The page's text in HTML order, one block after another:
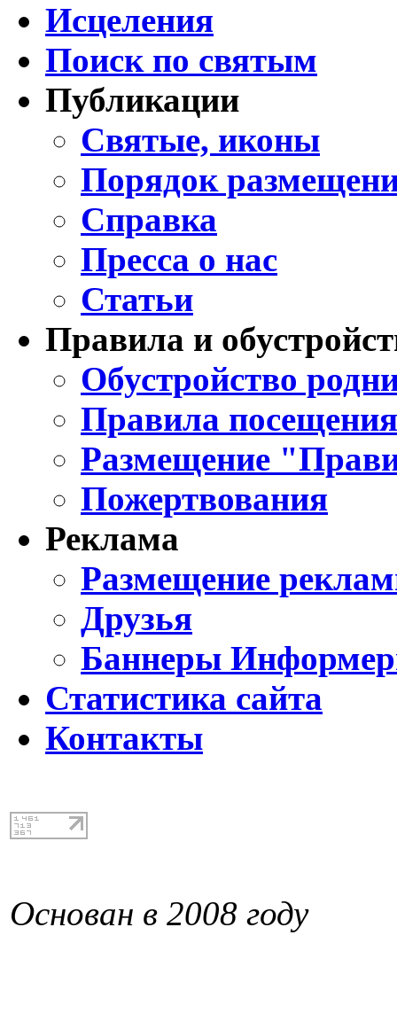
Исцеления
Поиск по святым
Публикации
Святые, иконы
Порядок
Справка
Пресса о нас
Статьи
Правила и
Обустройство
Правила
Размещение
Пожертвования
Реклама
Размещение
Друзья
Баннеры
Статистика сайта
Контакты
Основан в 2008 году